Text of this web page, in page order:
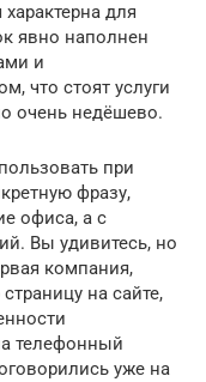
для
явно наполнен
и
что стоят услуги
очень недёшево.
при
фразу,
офиса, а с
Вы удивитесь, но
компания,
на сайте,
телефонный
уже на